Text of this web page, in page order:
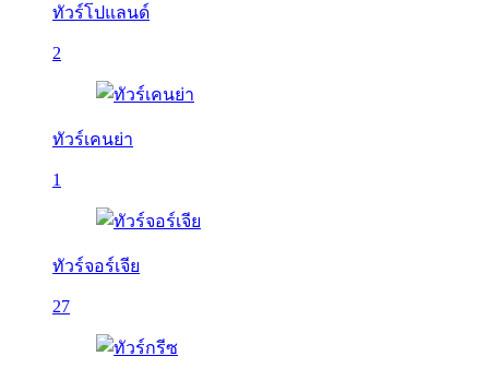
ทัวร์โปแลนด์
2
ทัวร์เคนย่า
1
ทัวร์จอร์เจีย
27